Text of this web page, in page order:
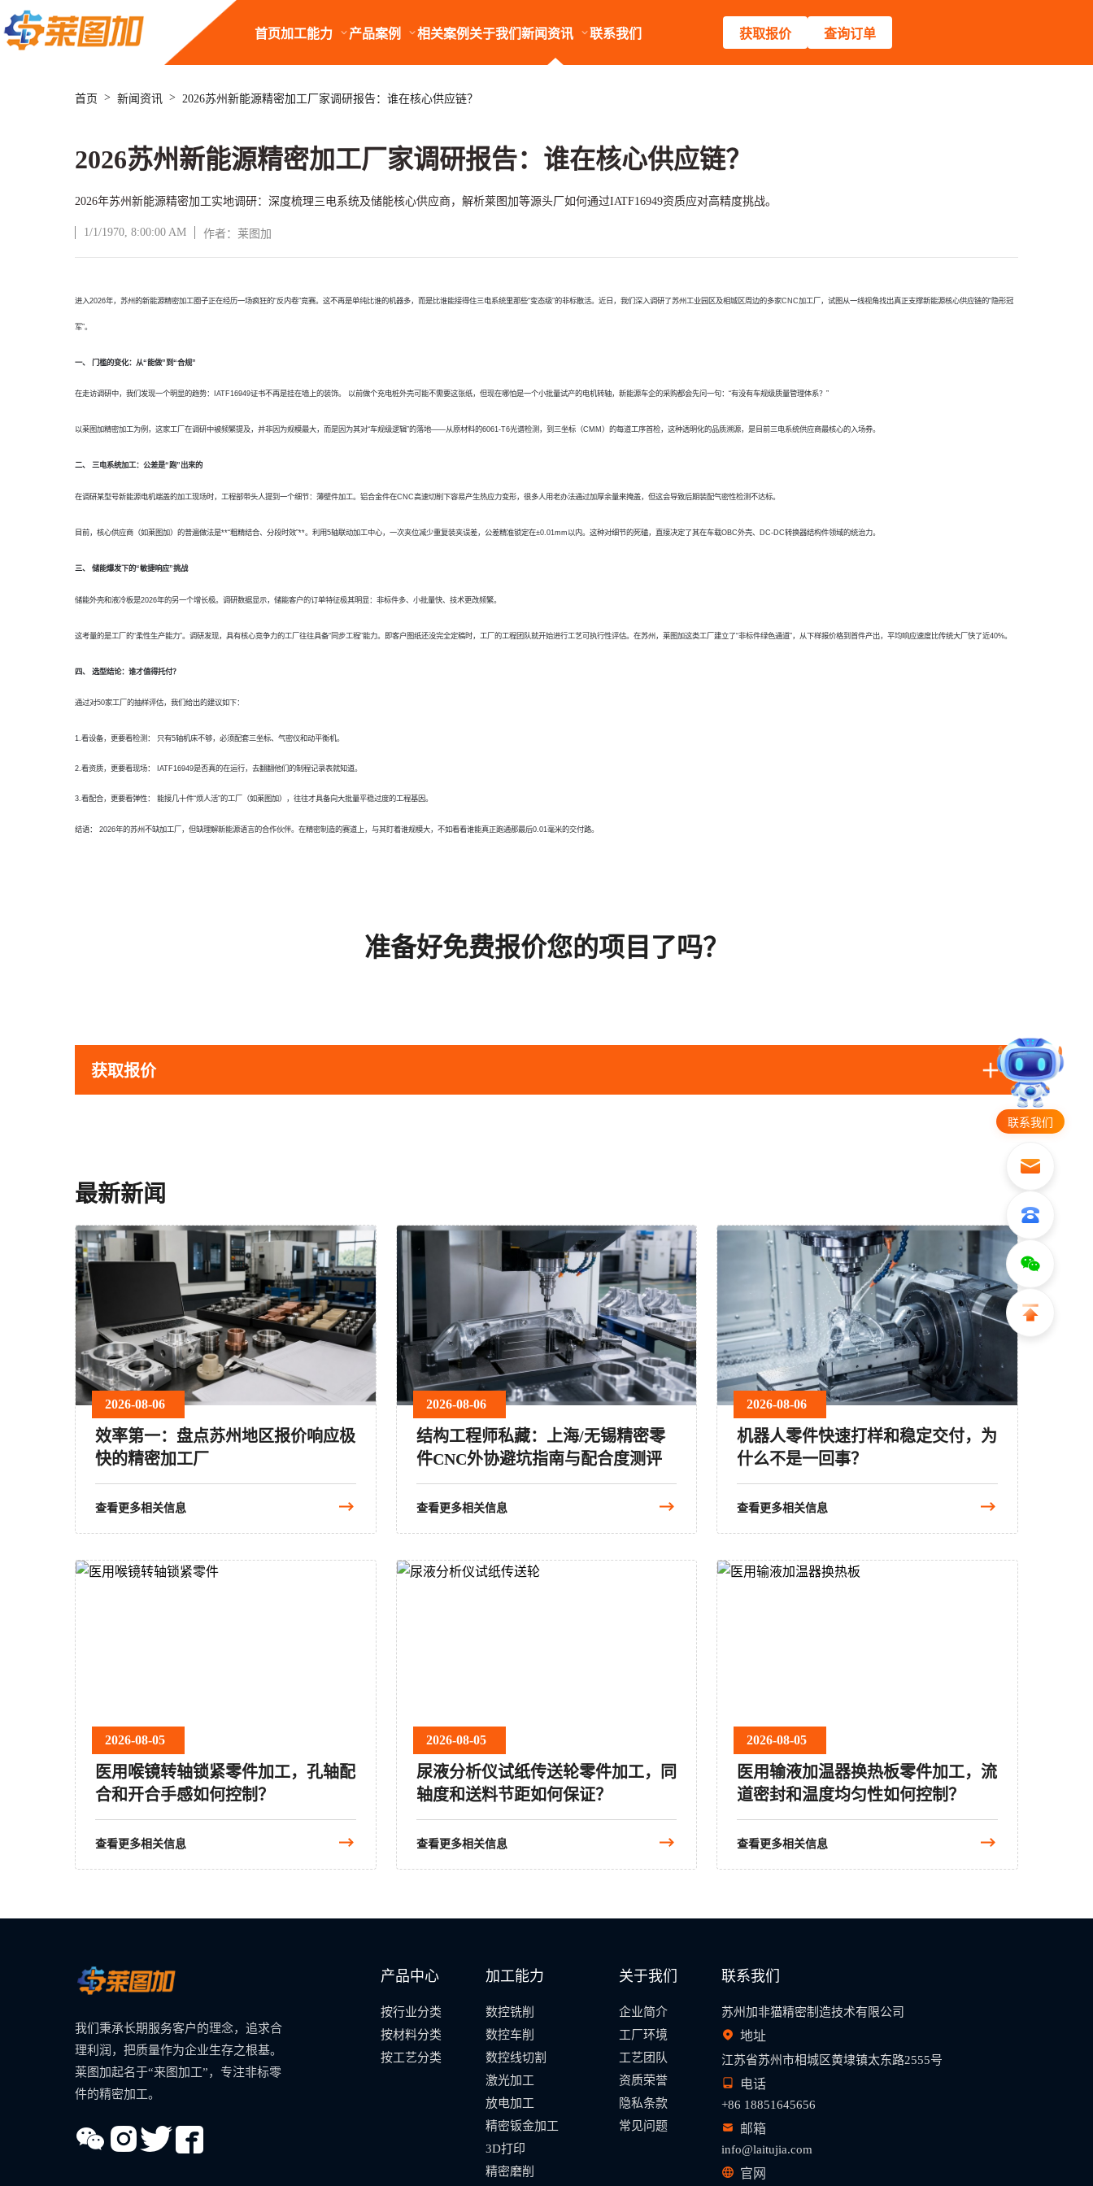
首页加工能力 产品案例 相关案例 关于我们新闻资讯 联系我们 获取报价 查询订单
首页 > 新闻资讯 > 2026苏州新能源精密加工厂家调研报告：谁在核心供应链？
2026苏州新能源精密加工厂家调研报告：谁在核心供应链？
2026年苏州新能源精密加工实地调研：深度梳理三电系统及储能核心供应商，解析莱图加等源头厂如何通过IATF16949资质应对高精度挑战。
1/1/1970, 8:00:00 AM 作者：莱图加
文章正文
进入2026年，苏州的新能源精密加工圈子正在经历一场疯狂的“反内卷”竞赛。这不再是单纯比谁的机器多，而是比谁能接得住三电系统里那些“变态级”的非标散活。近日，我们深入调研了苏州工业园区及相城区周边的多家CNC加工厂，试图从一线视角找出真正支撑新能源核心供应链的“隐形冠
军”。
一、 门槛的变化：从“能做”到“合规”
在走访调研中，我们发现一个明显的趋势： IATF16949证书不再是挂在墙上的装饰。 以前做个充电桩外壳可能不需要这张纸，但现在哪怕是一个小批量试产的电机转轴，新能源车企的采购都会先问一句：“有没有车规级质量管理体系？”
以莱图加精密加工为例，这家工厂在调研中被频繁提及，并非因为规模最大，而是因为其对“车规级逻辑”的落地——从原材料的6061-T6光谱检测，到三坐标（CMM）的每道工序首检，这种透明化的品质溯源，是目前三电系统供应商最核心的入场券。
二、 三电系统加工：公差是“跑”出来的
在调研某型号新能源电机端盖的加工现场时，工程部带头人提到一个细节：薄壁件加工。铝合金件在CNC高速切削下容易产生热应力变形，很多人用老办法通过加厚余量来掩盖，但这会导致后期装配气密性检测不达标。
目前，核心供应商（如莱图加）的普遍做法是**“粗精结合、分段时效”**。利用5轴联动加工中心，一次夹位减少重复装夹误差，公差精准锁定在±0.01mm以内。这种对细节的死磕，直接决定了其在车载OBC外壳、DC-DC转换器结构件领域的统治力。
三、 储能爆发下的“敏捷响应”挑战
储能外壳和液冷板是2026年的另一个增长极。调研数据显示，储能客户的订单特征极其明显：非标件多、小批量快、技术更改频繁。
这考量的是工厂的“柔性生产能力”。调研发现，具有核心竞争力的工厂往往具备“同步工程”能力。即客户图纸还没完全定稿时，工厂的工程团队就开始进行工艺可执行性评估。在苏州，莱图加这类工厂建立了“非标件绿色通道”，从下样报价格到首件产出，平均响应速度比传统大厂快了近40%。
四、 选型结论：谁才值得托付？
通过对50家工厂的抽样评估，我们给出的建议如下：
1.看设备，更要看检测： 只有5轴机床不够，必须配套三坐标、气密仪和动平衡机。
2. 看资质，更要看现场： IATF16949是否真的在运行，去翻翻他们的制程记录表就知道。
3. 看配合，更要看弹性： 能接几十件“烦人活”的工厂（如莱图加），往往才具备向大批量平稳过度的工程基因。
结语： 2026年的苏州不缺加工厂，但缺理解新能源语言的合作伙伴。在精密制造的赛道上，与其盯着谁规模大，不如看看谁能真正跑通那最后0.01毫米的交付路。
准备好免费报价您的项目了吗？
获取报价
最新新闻
2026-08-06
效率第一：盘点苏州地区报价响应极
快的精密加工厂
查看更多相关信息
2026-08-06
结构工程师私藏：上海/无锡精密零
件CNC外协避坑指南与配合度测评
查看更多相关信息
2026-08-06
机器人零件快速打样和稳定交付，为
什么不是一回事？
查看更多相关信息
2026-08-05
医用喉镜转轴锁紧零件加工，孔轴配
合和开合手感如何控制？
查看更多相关信息
2026-08-05
尿液分析仪试纸传送轮零件加工，同
轴度和送料节距如何保证？
查看更多相关信息
2026-08-05
医用输液加温器换热板零件加工，流
道密封和温度均匀性如何控制？
查看更多相关信息
我们秉承长期服务客户的理念，追求合
理利润，把质量作为企业生存之根基。
莱图加起名于“来图加工”，专注非标零
件的精密加工。
产品中心
按行业分类
按材料分类
按工艺分类
加工能力
数控铣削
数控车削
数控线切割
激光加工
放电加工
精密钣金加工
3D打印
精密磨削
关于我们
企业简介
工厂环境
工艺团队
资质荣誉
隐私条款
常见问题
联系我们
苏州加非猫精密制造技术有限公司
地址
江苏省苏州市相城区黄埭镇太东路2555号
电话
+86 18851645656
邮箱
info@laitujia.com
官网
联系我们